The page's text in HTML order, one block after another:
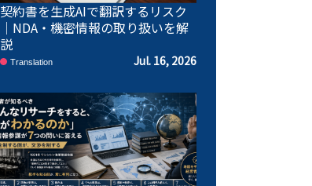
契約書を生成AIで翻訳するリスク
｜NDA・機密情報の取り扱いを解
説
Translation Jul. 16, 2026